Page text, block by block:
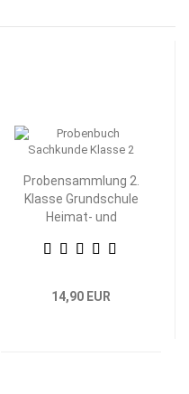
Probensammlung 2.
Klasse Grundschule
Heimat- und
14,90 EUR